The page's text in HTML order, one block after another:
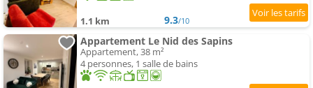
1.1 km 9.3/10
Appartement Le Nid des Sapins
Appartement, 38 m²
4 personnes, 1 salle de bains